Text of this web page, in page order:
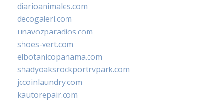
diarioanimales.com
decogaleri.com
unavozparadios.com
shoes-vert.com
elbotanicopanama.com
shadyoaksrockportrvpark.com
jccoinlaundry.com
kautorepair.com